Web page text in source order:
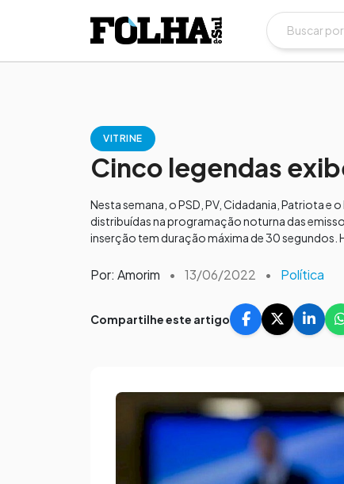
VITRINE
Cinco legendas
Nesta semana, o PSD, PV, Cidadania, Patriota
distribuídas na programação noturna das
inserção tem duração máxima de 30 segundos.
Por: Amorim • 13/06/2022 • Política
Compartilhe este artigo